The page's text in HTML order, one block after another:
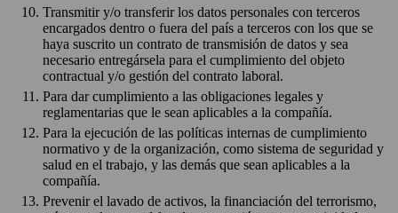
Transmitir y/o transferir los datos personales con terceros
encargados dentro o fuera del país a terceros con los que se
haya suscrito un contrato de transmisión de datos y sea
necesario entregársela para el cumplimiento del objeto
contractual y/o gestión del contrato laboral.
Para dar cumplimiento a las obligaciones legales y
reglamentarias que le sean aplicables a la compañía.
Para la ejecución de las políticas internas de cumplimiento
normativo y de la organización, como sistema de seguridad y
salud en el trabajo, y las demás que sean aplicables a la
compañía.
Prevenir el lavado de activos, la financiación del terrorismo,